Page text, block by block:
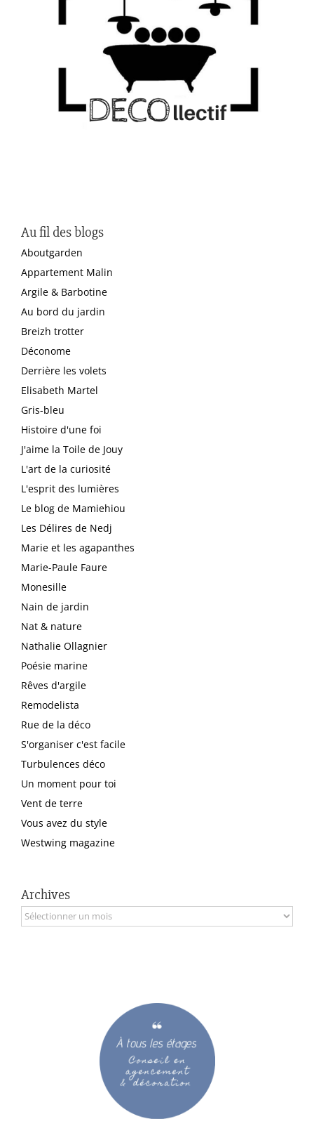
Au fil des blogs
Aboutgarden
Appartement Malin
Argile & Barbotine
Au bord du jardin
Breizh trotter
Déconome
Derrière les volets
Elisabeth Martel
Gris-bleu
Histoire d'une foi
J'aime la Toile de Jouy
L'art de la curiosité
L'esprit des lumières
Le blog de Mamiehiou
Les Délires de Nedj
Marie et les agapanthes
Marie-Paule Faure
Monesille
Nain de jardin
Nat & nature
Nathalie Ollagnier
Poésie marine
Rêves d'argile
Remodelista
Rue de la déco
S'organiser c'est facile
Turbulences déco
Un moment pour toi
Vent de terre
Vous avez du style
Westwing magazine
Archives
Archives